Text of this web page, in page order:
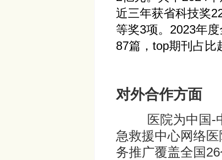
近三年获省科技奖
等奖3项。2023年
87篇，top期刊占比
对外合作方面
医院为中国-中
急救援中心网络
务推广覆盖全国